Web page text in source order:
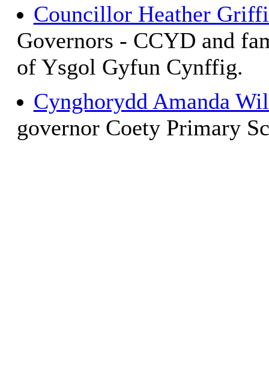
Councillor Heather
Governors - CCYD and
of Ysgol Gyfun Cynffig.
Cynghorydd Amanda
governor Coety Primary